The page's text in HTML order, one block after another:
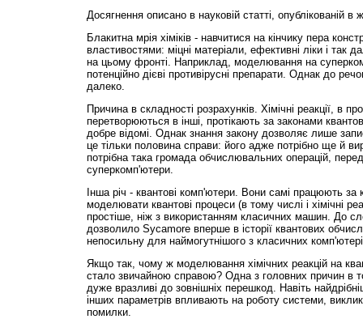
Досягнення описано в науковій статті, опублікованій в
Блакитна мрія хіміків - навчитися на кінчику пера
властивостями: міцні матеріали, ефективні ліки і так
на цьому фронті. Наприклад, моделювання на
потенційно дієві противірусні препарати. Однак до
далеко.
Причина в складності розрахунків. Хімічні реакції, в
перетворюються в інші, протікають за законами
добре відомі. Однак знання закону дозволяє лише
це тільки половина справи: його адже потрібно ще й
потрібна така громада обчислювальних операцій,
суперкомп'ютери.
Інша річ - квантові комп'ютери. Вони самі працюють
моделювати квантові процеси (в тому числі і хімічні
простіше, ніж з використанням класичних машин. До
дозволило Sycamore вперше в історії квантових
непосильну для наймогутнішого з класичних
Якщо так, чому ж моделювання хімічних реакцій на
стало звичайною справою? Одна з головних причин в
дуже вразливі до зовнішніх перешкод. Навіть
інших параметрів впливають на роботу системи,
помилки.